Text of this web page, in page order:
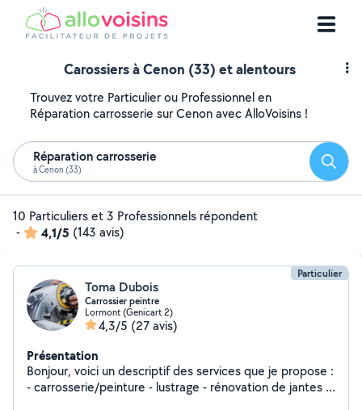
Carossiers à Cenon (33) et alentours
Trouvez votre Particulier ou Professionnel en
Réparation carrosserie sur Cenon avec AlloVoisins !
Réparation carrosserie
à Cenon (33)
10 Particuliers et 3 Professionnels répondent
-
4,1/5 (143 avis)
Particulier
Toma Dubois
Carrossier peintre
Lormont (Genicart 2)
4,3/5 (27 avis)
Présentation
Bonjour, voici un descriptif des services que je propose :
- carrosserie/peinture - lustrage - rénovation de jantes -